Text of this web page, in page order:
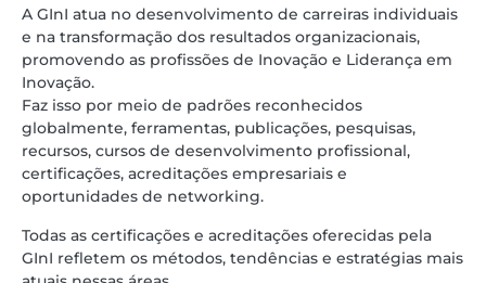
A GInI atua no desenvolvimento de carreiras individuais
e na transformação dos resultados organizacionais,
promovendo as profissões de Inovação e Liderança em
Inovação.
Faz isso por meio de padrões reconhecidos
globalmente, ferramentas, publicações, pesquisas,
recursos, cursos de desenvolvimento profissional,
certificações, acreditações empresariais e
oportunidades de networking.
Todas as certificações e acreditações oferecidas pela
GInI refletem os métodos, tendências e estratégias mais